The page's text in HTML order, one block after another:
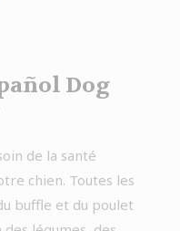
Dog
de la santé
chien. Toutes les
buffle et du poulet